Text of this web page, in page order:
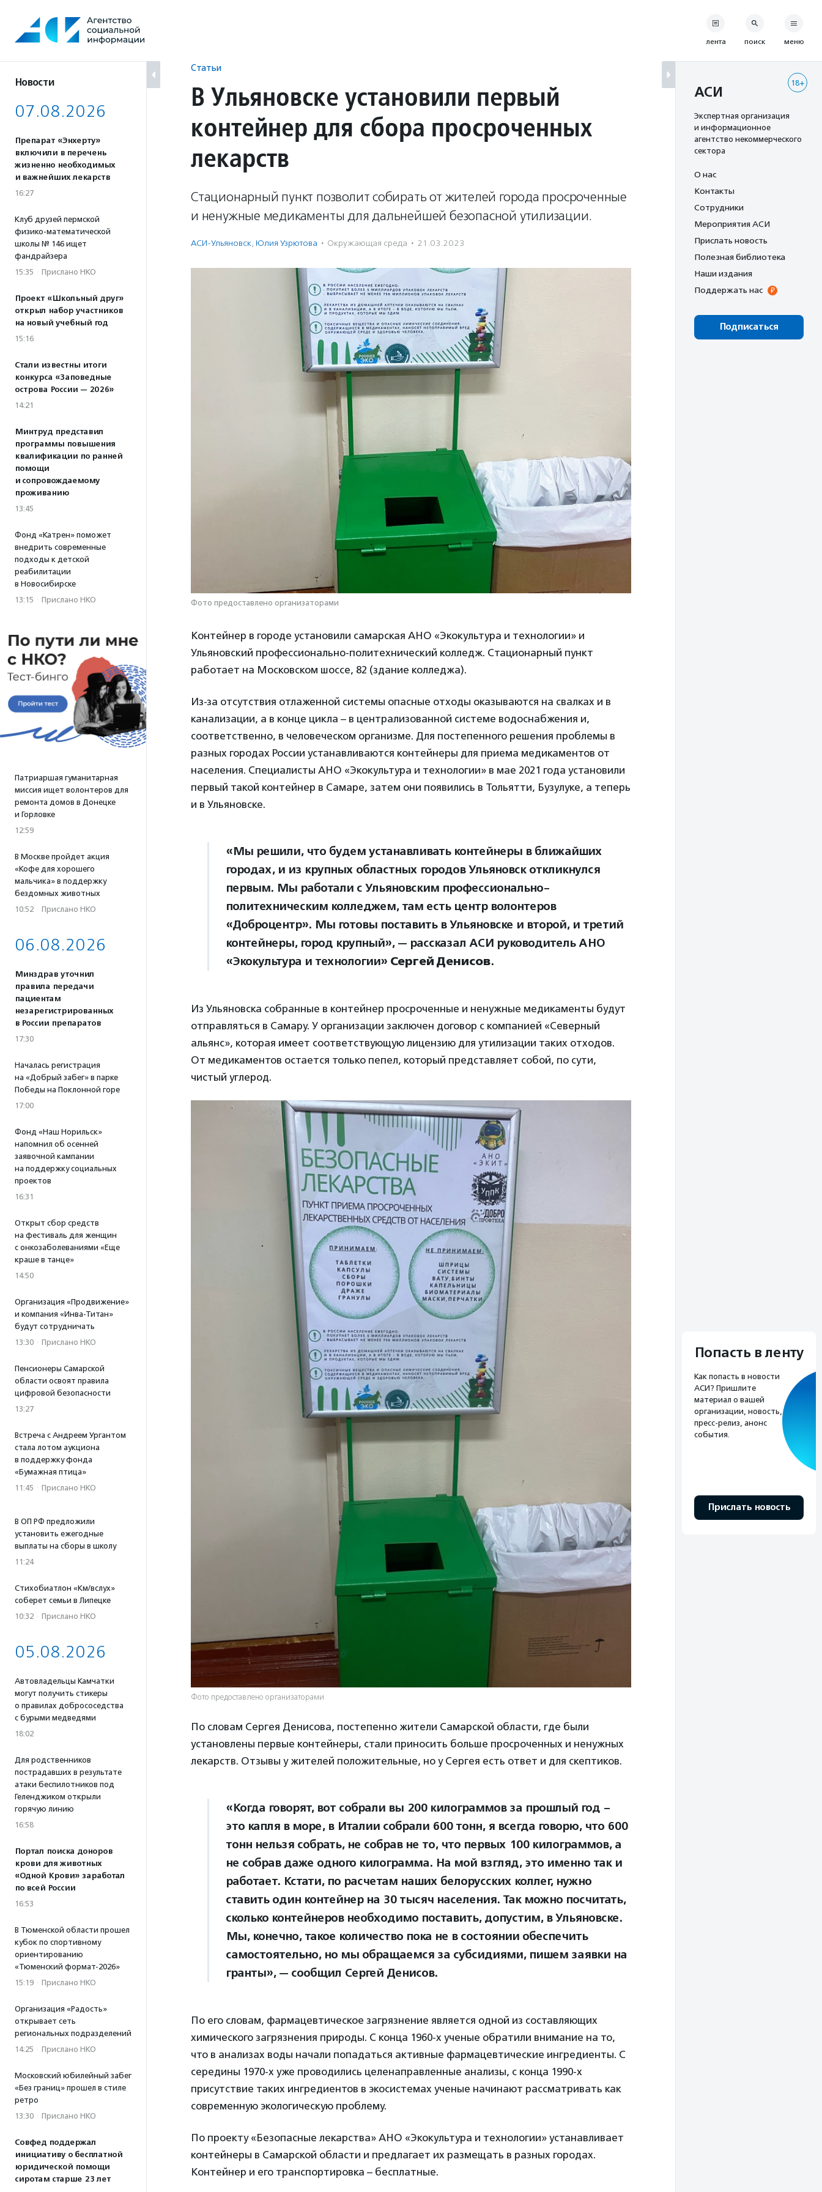
содержанию
Новости
07.08.2026
Препарат «Энхерту»
включили в перечень
жизненно необходимых
и важнейших лекарств
16:27
Клуб друзей пермской
физико-математической
школы № 146 ищет
фандрайзера
15:35 · Прислано НКО
Проект «Школьный друг»
открыл набор участников
на новый учебный год
15:16
Стали известны итоги
конкурса «Заповедные
острова России — 2026»
14:21
Минтруд представил
программы повышения
квалификации по ранней
помощи
и сопровождаемому
проживанию
13:45
Фонд «Катрен» поможет
внедрить современные
подходы к детской
реабилитации
в Новосибирске
13:15 · Прислано НКО
Патриаршая гуманитарная
миссия ищет волонтеров для
ремонта домов в Донецке
и Горловке
12:59
В Москве пройдет акция
«Кофе для хорошего
мальчика» в поддержку
бездомных животных
10:52 · Прислано НКО
06.08.2026
Минздрав уточнил
правила передачи
пациентам
незарегистрированных
в России препаратов
17:30
Началась регистрация
на «Добрый забег» в парке
Победы на Поклонной горе
17:00
Фонд «Наш Норильск»
напомнил об осенней
заявочной кампании
на поддержку социальных
проектов
16:31
Открыт сбор средств
на фестиваль для женщин
с онкозаболеваниями «Еще
краше в танце»
14:50
Организация «Продвижение»
и компания «Инва-Титан»
будут сотрудничать
13:30 · Прислано НКО
Пенсионеры Самарской
области освоят правила
цифровой безопасности
13:27
Встреча с Андреем Ургантом
стала лотом аукциона
в поддержку фонда
«Бумажная птица»
11:45 · Прислано НКО
В ОП РФ предложили
установить ежегодные
выплаты на сборы в школу
11:24
Стихобиатлон «Км/вслух»
соберет семьи в Липецке
10:32 · Прислано НКО
05.08.2026
Автовладельцы Камчатки
могут получить стикеры
о правилах добрососедства
с бурыми медведями
18:02
Для родственников
пострадавших в результате
атаки беспилотников под
Геленджиком открыли
горячую линию
16:58
Портал поиска доноров
крови для животных
«Одной Крови» заработал
по всей России
16:53
В Тюменской области прошел
кубок по спортивному
ориентированию
«Тюменский формат-2026»
15:19 · Прислано НКО
Организация «Радость»
открывает сеть
региональных подразделений
14:25 · Прислано НКО
Московский юбилейный забег
«Без границ» прошел в стиле
ретро
13:30 · Прислано НКО
Совфед поддержал
инициативу о бесплатной
юридической помощи
сиротам старше 23 лет
Статьи
В Ульяновске установили первый
контейнер для сбора просроченных
лекарств
Стационарный пункт позволит собирать от жителей города просроченные
и ненужные медикаменты для дальнейшей безопасной утилизации.
АСИ-Ульяновск, Юлия Узрютова · Окружающая среда · 21.03.2023
Фото предоставлено организаторами
Контейнер в городе установили самарская АНО «Экокультура и технологии» и
Ульяновский профессионально-политехнический колледж. Стационарный пункт
работает на Московском шоссе, 82 (здание колледжа).
Из-за отсутствия отлаженной системы опасные отходы оказываются на свалках и в
канализации, а в конце цикла – в централизованной системе водоснабжения и,
соответственно, в человеческом организме. Для постепенного решения проблемы в
разных городах России устанавливаются контейнеры для приема медикаментов от
населения. Специалисты АНО «Экокультура и технологии» в мае 2021 года установили
первый такой контейнер в Самаре, затем они появились в Тольятти, Бузулуке, а теперь
и в Ульяновске.
«Мы решили, что будем устанавливать контейнеры в ближайших
городах, и из крупных областных городов Ульяновск откликнулся
первым. Мы работали с Ульяновским профессионально-
политехническим колледжем, там есть центр волонтеров
«Доброцентр». Мы готовы поставить в Ульяновске и второй, и третий
контейнеры, город крупный», — рассказал АСИ руководитель АНО
«Экокультура и технологии» Сергей Денисов.
Из Ульяновска собранные в контейнер просроченные и ненужные медикаменты будут
отправляться в Самару. У организации заключен договор с компанией «Северный
альянс», которая имеет соответствующую лицензию для утилизации таких отходов.
От медикаментов остается только пепел, который представляет собой, по сути,
чистый углерод.
Фото предоставлено организаторами
По словам Сергея Денисова, постепенно жители Самарской области, где были
установлены первые контейнеры, стали приносить больше просроченных и ненужных
лекарств. Отзывы у жителей положительные, но у Сергея есть ответ и для скептиков.
«Когда говорят, вот собрали вы 200 килограммов за прошлый год –
это капля в море, в Италии собрали 600 тонн, я всегда говорю, что 600
тонн нельзя собрать, не собрав не то, что первых 100 килограммов, а
не собрав даже одного килограмма. На мой взгляд, это именно так и
работает. Кстати, по расчетам наших белорусских коллег, нужно
ставить один контейнер на 30 тысяч населения. Так можно посчитать,
сколько контейнеров необходимо поставить, допустим, в Ульяновске.
Мы, конечно, такое количество пока не в состоянии обеспечить
самостоятельно, но мы обращаемся за субсидиями, пишем заявки на
гранты», — сообщил Сергей Денисов.
По его словам, фармацевтическое загрязнение является одной из составляющих
химического загрязнения природы. С конца 1960-х ученые обратили внимание на то,
что в анализах воды начали попадаться активные фармацевтические ингредиенты. С
середины 1970-х уже проводились целенаправленные анализы, с конца 1990-х
присутствие таких ингредиентов в экосистемах ученые начинают рассматривать как
современную экологическую проблему.
По проекту «Безопасные лекарства» АНО «Экокультура и технологии» устанавливает
контейнеры в Самарской области и предлагает их размещать в разных городах.
Контейнер и его транспортировка – бесплатные.
лента поиск меню
18+
АСИ
Экспертная организация
и информационное
агентство некоммерческого
сектора
О нас
Контакты
Сотрудники
Мероприятия АСИ
Прислать новость
Полезная библиотека
Наши издания
Поддержать нас
Подписаться
Попасть в ленту
Как попасть в новости
АСИ? Пришлите
материал о вашей
организации, новость,
пресс-релиз, анонс
события.
Прислать новость